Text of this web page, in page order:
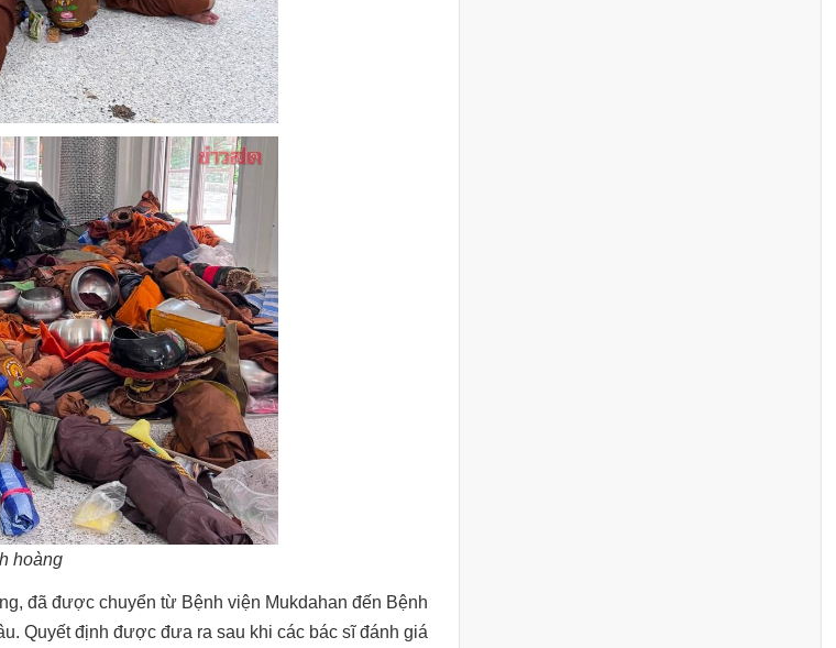
hoàng
đã được chuyển từ Bệnh viện Mukdahan đến Bệnh
Quyết định được đưa ra sau khi các bác sĩ đánh giá